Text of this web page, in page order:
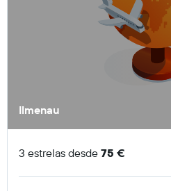
Ilmenau
3 estrelas desde 75 €